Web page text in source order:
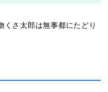
くさ太郎は無事都にたどり